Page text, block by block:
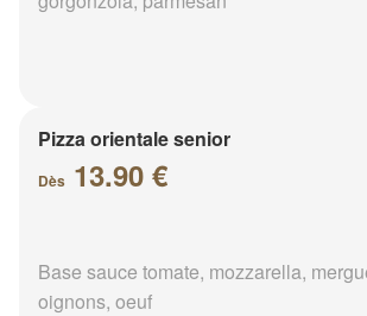
Pizza orientale senior
Dès 13.90 €
Base sauce tomate, mozzarella,
oignons, oeuf